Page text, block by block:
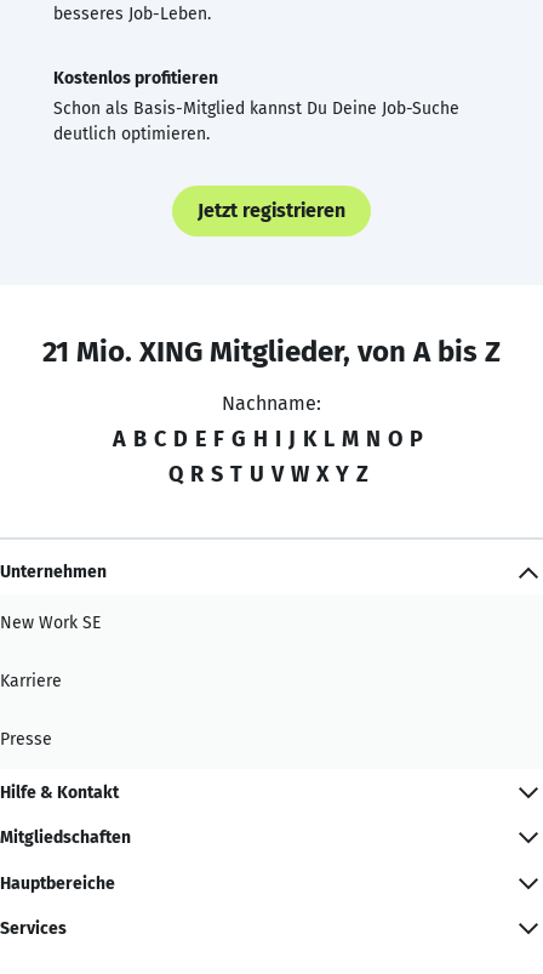
besseres Job-Leben.
Kostenlos profitieren
Schon als Basis-Mitglied kannst Du Deine Job-Suche
deutlich optimieren.
Jetzt registrieren
21 Mio. XING Mitglieder, von A bis Z
Nachname:
A B C D E F G H I J K L M N O P
Q R S T U V W X Y Z
Unternehmen
New Work SE
Karriere
Presse
Hilfe & Kontakt
Mitgliedschaften
Hauptbereiche
Services